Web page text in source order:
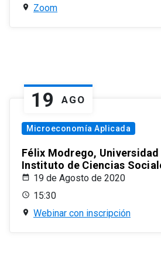
Zoom
19 AGO
Microeconomía Aplicada
Félix Modrego, Universidad
Instituto de Ciencias
19 de Agosto de 2020
15:30
Webinar con inscripción